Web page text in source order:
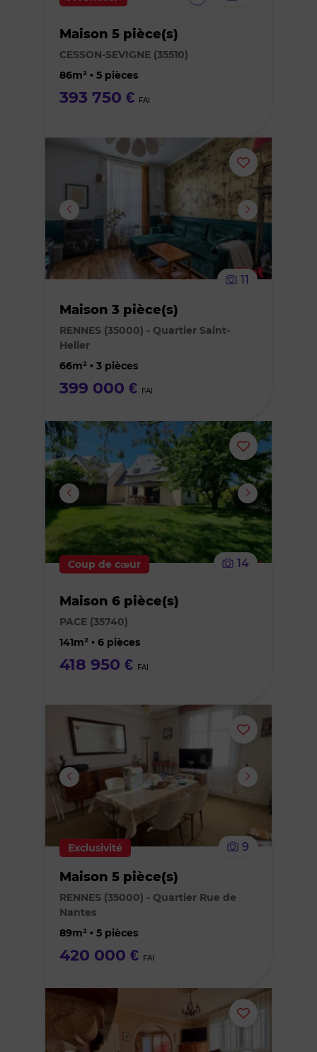
Maison 5 pièce(s)
CESSON-SEVIGNE (35510)
86m² • 5 pièces
393 750 € FAI
Ajouter
ou
le
11
Maison 3 pièce(s)
RENNES (35000) - Quartier Saint-
Helier
66m² • 3 pièces
399 000 € FAI
Ajouter
ou
supprimer
le
Coup de cœur 14
Maison 6 pièce(s)
PACE (35740)
141m² • 6 pièces
418 950 € FAI
Ajouter
ou
supprimer
le
Exclusivité 9
Maison 5 pièce(s)
RENNES (35000) - Quartier Rue de
Nantes
89m² • 5 pièces
420 000 € FAI
Ajouter